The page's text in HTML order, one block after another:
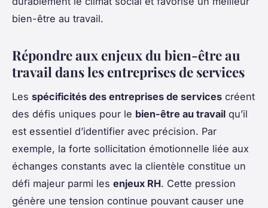
bien-être au travail.
Répondre aux enjeux du bien-être au
travail dans les entreprises de services
Les spécificités des entreprises de services créent
des défis uniques pour le bien-être au travail qu’il
est essentiel d’identifier avec précision. Par
exemple, la forte sollicitation émotionnelle liée aux
échanges constants avec la clientèle constitue un
défi majeur parmi les enjeux RH. Cette pression
génère une tension continue pouvant causer une